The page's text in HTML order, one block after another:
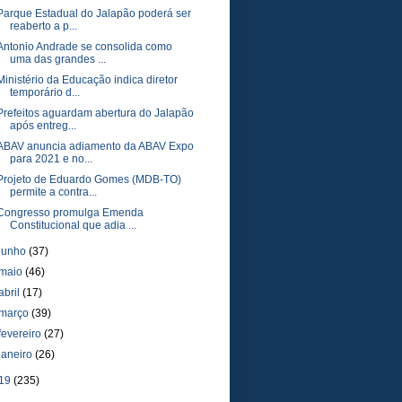
Estadual do Jalapão poderá ser
reaberto a p...
Andrade se consolida como
uma das grandes ...
da Educação indica diretor
temporário d...
aguardam abertura do Jalapão
após entreg...
anuncia adiamento da ABAV Expo
para 2021 e no...
de Eduardo Gomes (MDB-TO)
permite a contra...
promulga Emenda
Constitucional que adia ...
(37)
(46)
(17)
(39)
(27)
(26)
(235)